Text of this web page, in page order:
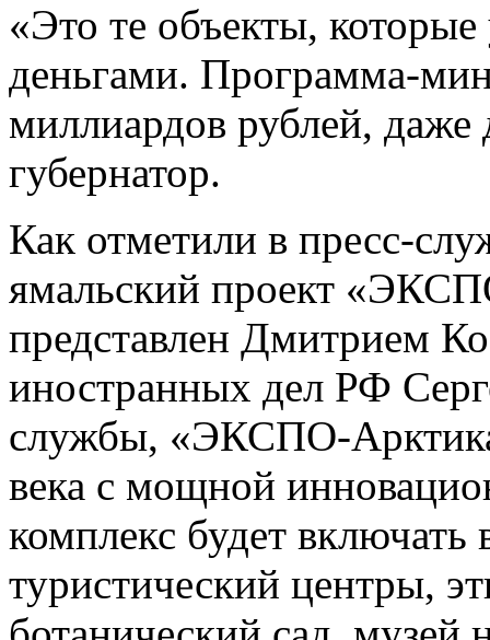
«Это те объекты,
деньгами. Программа-
миллиардов рублей, даже
губернатор.
Как отметили в пресс-
ямальский проект
представлен Дмитрием
иностранных дел РФ
службы, «ЭКСПО-
века с мощной
комплекс будет
туристический центры,